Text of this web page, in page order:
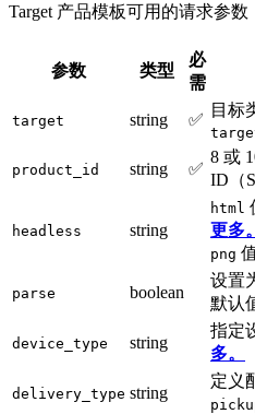
Target 产品模板可用的请求参数
参数 类型
必
需
target string ✅
目标
product_id string ✅
8 或
ID（
headless string
html
更多。
png
parse boolean
设置
默认
device_type string
指定
多。
delivery_type string
定义